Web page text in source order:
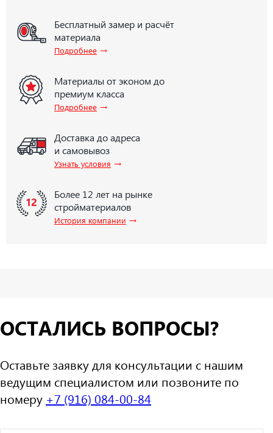
Бесплатный замер и расчёт
материала
Подробнее →
Материалы от эконом до
премиум класса
Подробнее →
Доставка до адреса
и самовывоз
Узнать условия →
Более 12 лет на рынке
стройматериалов
История компании →
ОСТАЛИСЬ ВОПРОСЫ?
Оставьте заявку для консультации с нашим
ведущим специалистом или позвоните по
номеру +7 (916) 084-00-84